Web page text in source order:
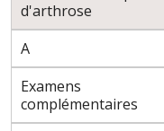
d'arthrose
A
Examens
complémentaires